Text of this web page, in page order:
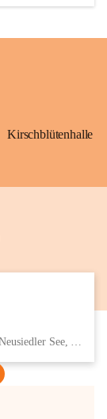
Kirschblütenhalle
Eisenstädter Straße 18, 7091 Breitenbrunn am Neusiedler See, AUT